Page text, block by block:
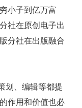
小子到亿万富
社在原创电子出
分社在出版融合
划、编辑等都提
作用和价值也必